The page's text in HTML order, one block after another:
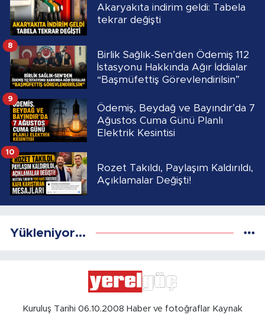
Akaryakıta indirim geldi: Tabela
tekrar değişti
Birlik Sağlık-Sen’den Ödemiş 112
İstasyonu Hakkında Ağır İddialar
“Başmüfettiş Görevlendirilsin”
8
Ödemiş, Beydağ ve Bayındır’da 7
Ağustos Cuma Günü Planlı
Elektrik Kesintisi
9
Rozet Takıldı, Paylaşım Kaldırıldı,
Açıklamalar Değişti!
10
Yükleniyor...
Kuruluş Tarihi 06.10.2008 Haber ve fotoğraflar Kaynak